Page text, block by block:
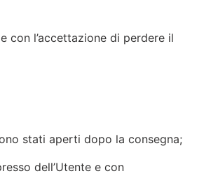
con l’accettazione di perdere il
stati aperti dopo la consegna;
dell’Utente e con